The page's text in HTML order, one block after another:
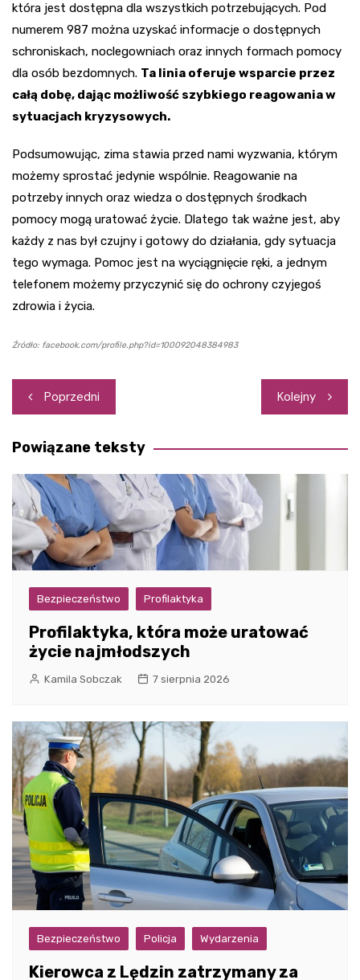
która jest dostępna dla wszystkich potrzebujących. Pod
numerem 987 można uzyskać informacje o dostępnych
schroniskach, noclegowniach oraz innych formach pomocy
dla osób bezdomnych. Ta linia oferuje wsparcie przez
całą dobę, dając możliwość szybkiego reagowania w
sytuacjach kryzysowych.
Podsumowując, zima stawia przed nami wyzwania, którym
możemy sprostać jedynie wspólnie. Reagowanie na
potrzeby innych oraz wiedza o dostępnych środkach
pomocy mogą uratować życie. Dlatego tak ważne jest, aby
każdy z nas był czujny i gotowy do działania, gdy sytuacja
tego wymaga. Pomoc jest na wyciągnięcie ręki, a jednym
telefonem możemy przyczynić się do ochrony czyjegoś
zdrowia i życia.
Źródło: facebook.com/profile.php?id=100092048384983
Nawigacja
wpisu
Poprzedni Kolejny
Powiązane teksty
Bezpieczeństwo Profilaktyka
Profilaktyka, która może uratować
życie najmłodszych
Kamila Sobczak 7 sierpnia 2026
Bezpieczeństwo Policja Wydarzenia
Kierowca z Lędzin zatrzymany za